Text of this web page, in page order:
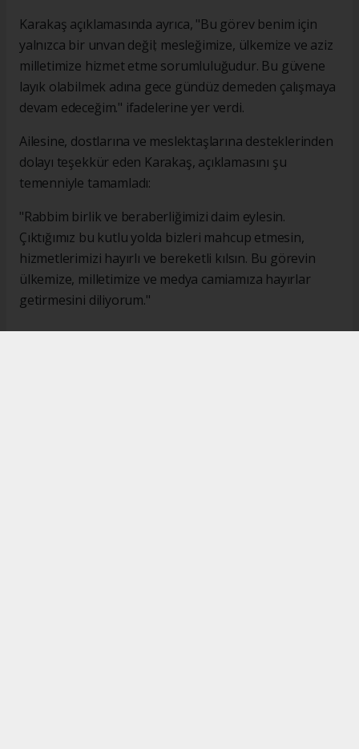
Karakaş açıklamasında ayrıca, "Bu görev benim için
yalnızca bir unvan değil; mesleğimize, ülkemize ve aziz
milletimize hizmet etme sorumluluğudur. Bu güvene
layık olabilmek adına gece gündüz demeden çalışmaya
devam edeceğim." ifadelerine yer verdi.
Ailesine, dostlarına ve meslektaşlarına desteklerinden
dolayı teşekkür eden Karakaş, açıklamasını şu
temenniyle tamamladı:
"Rabbim birlik ve beraberliğimizi daim eylesin.
Çıktığımız bu kutlu yolda bizleri mahcup etmesin,
hizmetlerimizi hayırlı ve bereketli kılsın. Bu görevin
ülkemize, milletimize ve medya camiamıza hayırlar
getirmesini diliyorum."